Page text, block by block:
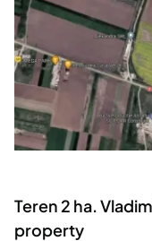
Servicii
Animale de
Afaceri și
Inchiriere Bunuri
Utilaje agricole si
Piese auto si
Dacia Duster
Teren 2 ha.
property